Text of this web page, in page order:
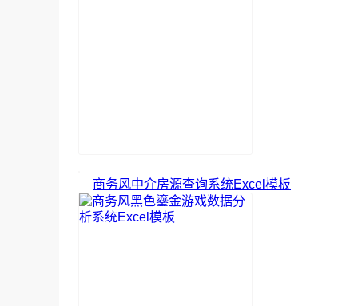
商务风中介房源查询系统Excel模板